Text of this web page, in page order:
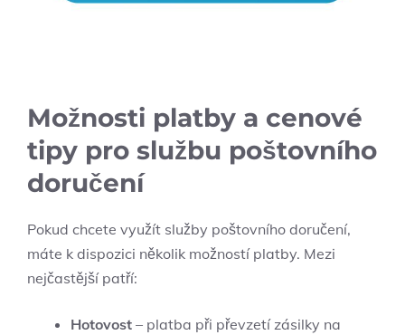
Možnosti platby a cenové
tipy pro službu poštovního
doručení
Pokud chcete využít služby poštovního doručení,
máte k dispozici několik možností platby. Mezi
nejčastější patří:
Hotovost – platba při převzetí zásilky na